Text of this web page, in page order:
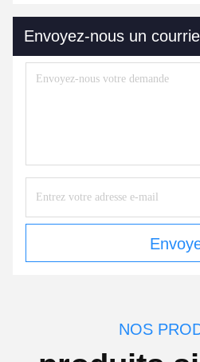
Envoyez-nous un
NOS